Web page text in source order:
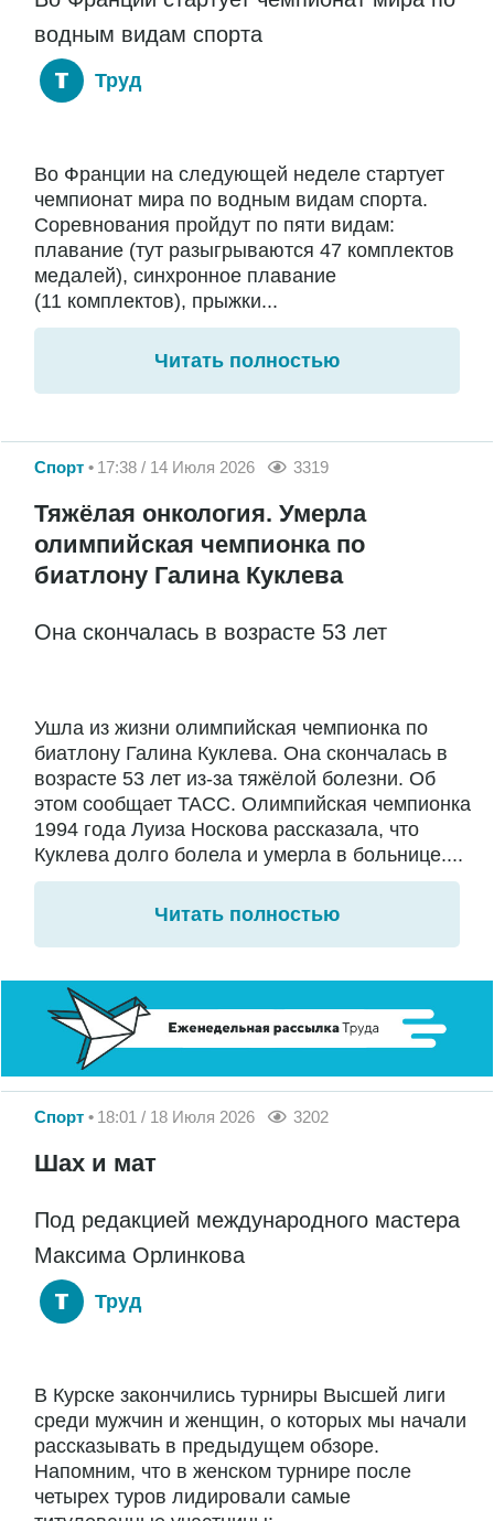
водным видам спорта
Труд
Во Франции на следующей неделе стартует
чемпионат мира по водным видам спорта.
Соревнования пройдут по пяти видам:
плавание (тут разыгрываются 47 комплектов
медалей), синхронное плавание
(11 комплектов), прыжки...
Читать полностью
Спорт 17:38 / 14 Июля 2026 3319
Тяжёлая онкология. Умерла
олимпийская чемпионка по
биатлону Галина Куклева
Она скончалась в возрасте 53 лет
Ушла из жизни олимпийская чемпионка по
биатлону Галина Куклева. Она скончалась в
возрасте 53 лет из-за тяжёлой болезни. Об
этом сообщает ТАСС. Олимпийская чемпионка
1994 года Луиза Носкова рассказала, что
Куклева долго болела и умерла в больнице....
Читать полностью
Спорт 18:01 / 18 Июля 2026 3202
Шах и мат
Под редакцией международного мастера
Максима Орлинкова
Труд
В Курске закончились турниры Высшей лиги
среди мужчин и женщин, о которых мы начали
рассказывать в предыдущем обзоре.
Напомним, что в женском турнире после
четырех туров лидировали самые